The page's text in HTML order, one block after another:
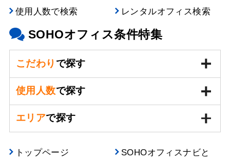
使用人数で検索
レンタルオフィス検索
SOHOオフィス条件特集
こだわり で探す
使用人数で探す
エリアで探す
トップページ
SOHOオフィスナビと